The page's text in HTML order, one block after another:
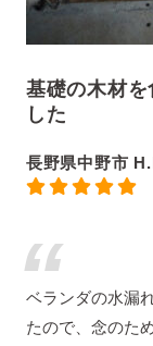
基礎の木材
した
長野県中野市
ベランダの水漏
たので、念のた